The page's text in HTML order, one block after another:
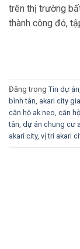
trên thị trường
thành công đó,
Đăng trong Tin dự án
bình tân akari city
căn hộ ak neo căn
tân dự án chung cư
akari city, vị trí akari